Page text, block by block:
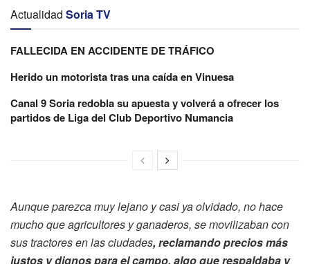
Actualidad Soria TV
FALLECIDA EN ACCIDENTE DE TRÁFICO
Herido un motorista tras una caída en Vinuesa
Canal 9 Soria redobla su apuesta y volverá a ofrecer los
partidos de Liga del Club Deportivo Numancia
Aunque parezca muy lejano y casi ya olvidado, no hace
mucho que agricultores y ganaderos, se movilizaban con
sus tractores en las ciudades, reclamandoprecios más
justos y dignos para el campo, algo que respaldaba y